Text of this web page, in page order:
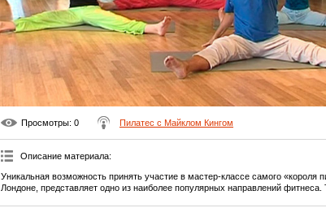
Просмотры: 0 Пилатес с Майклом Кингом
Описание материала:
Уникальная возможность принять участие в мастер-классе самого «короля
Лондоне, представляет одно из наиболее популярных направлений фитнеса.